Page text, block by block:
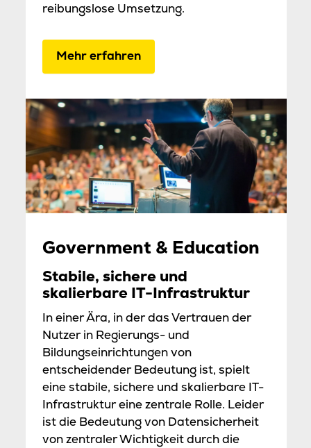
reibungslose Umsetzung.
Mehr erfahren
Government & Education
Stabile, sichere und
skalierbare IT-Infrastruktur
In einer Ära, in der das Vertrauen der
Nutzer in Regierungs- und
Bildungseinrichtungen von
entscheidender Bedeutung ist, spielt
eine stabile, sichere und skalierbare IT-
Infrastruktur eine zentrale Rolle. Leider
ist die Bedeutung von Datensicherheit
von zentraler Wichtigkeit durch die